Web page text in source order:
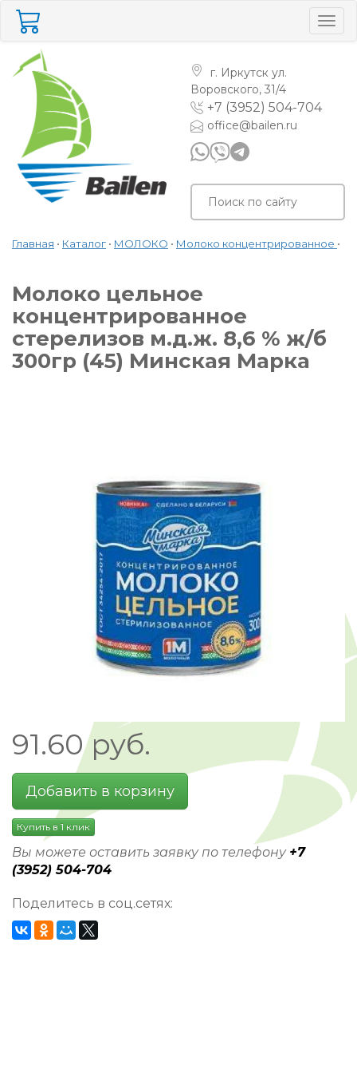
г. Иркутск ул.
Воровского, 31/4
+7 (3952) 504-704
office@bailen.ru
Главная • Каталог • МОЛОКО • Молоко концентрированное •
Молоко цельное
концентрированное
стерелизов м.д.ж. 8,6 % ж/б
300гр (45) Минская Марка
91.60руб.
Добавить в корзину
Купить в 1 клик
Вы можете оставить заявку по телефону +7
(3952) 504-704
Поделитесь в соц.сетях: